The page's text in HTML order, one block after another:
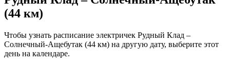
(44 км)
Чтобы узнать расписание электричек Рудный Клад –
Солнечный-Ащебутак (44 км) на другую дату, выберите этот
день на календаре.